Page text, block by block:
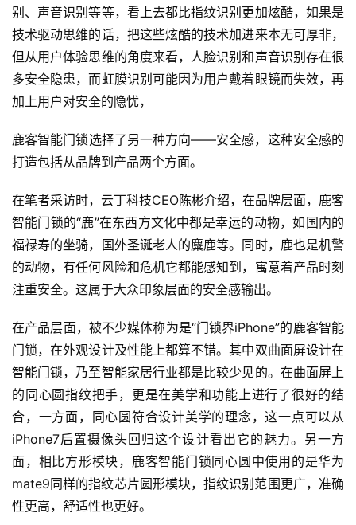
别、声音识别等等，看上去都比指纹识别更加炫酷，如果是
技术驱动思维的话，把这些炫酷的技术加进来本无可厚非，
但从用户体验思维的角度来看，人脸识别和声音识别存在很
多安全隐患，而虹膜识别可能因为用户戴着眼镜而失效，再
加上用户对安全的隐忧，
鹿客智能门锁选择了另一种方向——安全感，这种安全感的
打造包括从品牌到产品两个方面。
在笔者采访时，云丁科技CEO陈彬介绍，在品牌层面，鹿客
智能门锁的“鹿”在东西方文化中都是幸运的动物，如国内的
福禄寿的坐骑，国外圣诞老人的麋鹿等。同时，鹿也是机警
的动物，有任何风险和危机它都能感知到，寓意着产品时刻
注重安全。这属于大众印象层面的安全感输出。
在产品层面，被不少媒体称为是“门锁界iPhone”的鹿客智能
门锁，在外观设计及性能上都算不错。其中双曲面屏设计在
智能门锁，乃至智能家居行业都是比较少见的。在曲面屏上
的同心圆指纹把手，更是在美学和功能上进行了很好的结
合，一方面，同心圆符合设计美学的理念，这一点可以从
iPhone7后置摄像头回归这个设计看出它的魅力。另一方
面，相比方形模块，鹿客智能门锁同心圆中使用的是华为
mate9同样的指纹芯片圆形模块，指纹识别范围更广，准确
性更高，舒适性也更好。